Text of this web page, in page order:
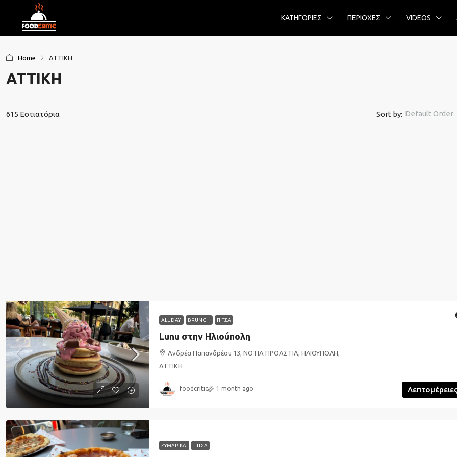
ΚΑΤΗΓΟΡΙΕΣ ΠΕΡΙΟΧΕΣ VIDEOS
Home ΑΤΤΙΚΗ
ΑΤΤΙΚΗ
615 Εστιατόρια Sort by: Default Order
ALL DAY BRUNCH ΠΙΤΣΑ
Lunu στην Ηλιούπολη
Ανδρέα Παπανδρέου 13, ΝΟΤΙΑ ΠΡΟΑΣΤΙΑ, ΗΛΙΟΥΠΟΛΗ,
ΑΤΤΙΚΗ
foodcritic 1 month ago
ΖΥΜΑΡΙΚΑ ΠΙΤΣΑ